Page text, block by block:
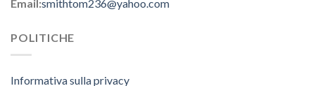
Email:smithtom236@yahoo.com
POLITICHE
Informativa sulla privacy